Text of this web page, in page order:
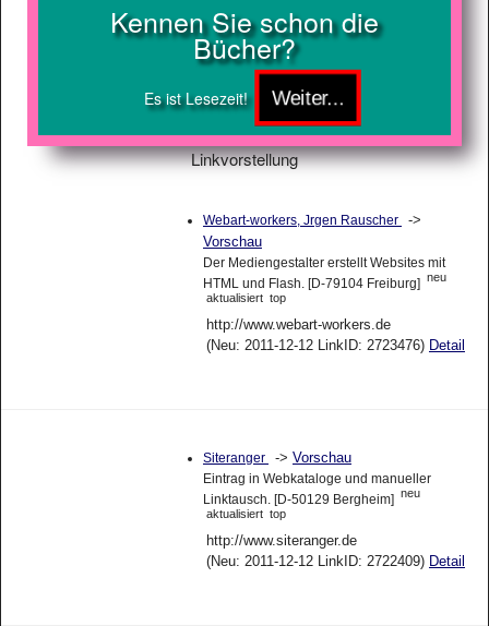
Kennen Sie schon die
Bücher?
Es ist Lesezeit!
Linkvorstellung
Webart-workers, Jrgen Rauscher
->
Vorschau
Der Mediengestalter erstellt Websites mit
HTML und Flash. [D-79104 Freiburg] neu
aktualisiert top
http://www.webart-workers.de
(Neu: 2011-12-12 LinkID: 2723476) Detail
Siteranger -> Vorschau
Eintrag in Webkataloge und manueller
Linktausch. [D-50129 Bergheim] neu
aktualisiert top
http://www.siteranger.de
(Neu: 2011-12-12 LinkID: 2722409) Detail